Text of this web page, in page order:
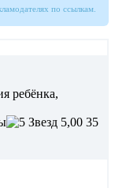
по ссылкам.
ребёнка,
5,00 35